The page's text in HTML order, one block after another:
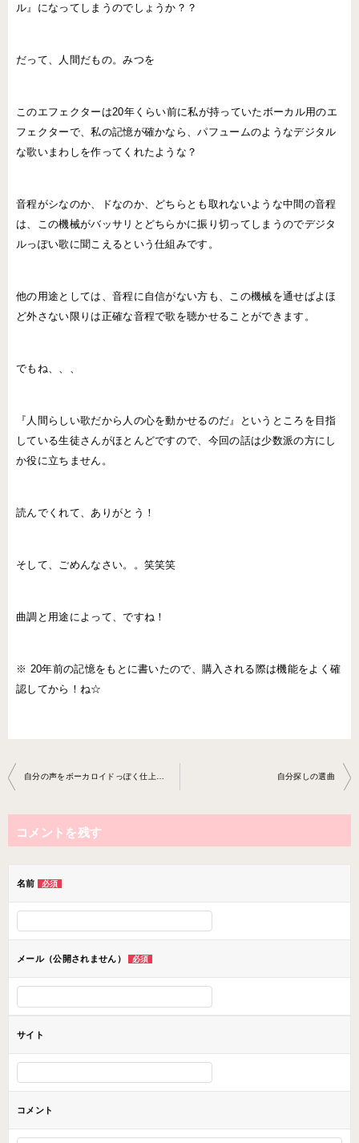
ル』になってしまうのでしょうか？？
だって、人間だもの。みつを
このエフェクターは20年くらい前に私が持っていたボーカル用のエ
フェクターで、私の記憶が確かなら、パフュームのようなデジタル
な歌いまわしを作ってくれたような？
音程がシなのか、ドなのか、どちらとも取れないような中間の音程
は、この機械がバッサリとどちらかに振り切ってしまうのでデジタ
ルっぽい歌に聞こえるという仕組みです。
他の用途としては、音程に自信がない方も、この機械を通せばよほ
ど外さない限りは正確な音程で歌を聴かせることができます。
でもね、、、
『人間らしい歌だから人の心を動かせるのだ』というところを目指
している生徒さんがほとんどですので、今回の話は少数派の方にし
か役に立ちません。
読んでくれて、ありがとう！
そして、ごめんなさい。。笑笑笑
曲調と用途によって、ですね！
※ 20年前の記憶をもとに書いたので、購入される際は機能をよく確
認してから！ね☆
投
稿
ナ
ビ
ョ
ン
自分探しの選曲
コメントを残す
名前 必須
メール（公開されません） 必須
サイト
コメント